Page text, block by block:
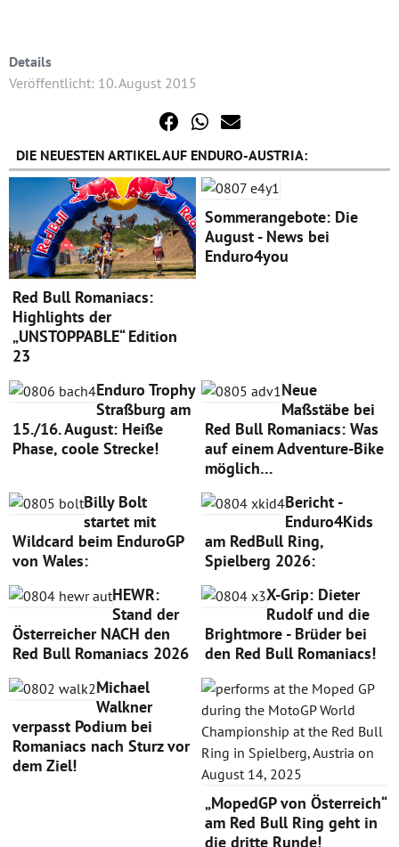
Details
Veröffentlicht: 10. August 2015
DIE NEUESTEN ARTIKEL AUF ENDURO-AUSTRIA:
Red Bull Romaniacs:
Highlights der
„UNSTOPPABLE“ Edition
23
Sommerangebote: Die
August - News bei
Enduro4you
Enduro Trophy
Straßburg am
15./16. August: Heiße
Phase, coole Strecke!
Neue
Maßstäbe bei
Red Bull Romaniacs: Was
auf einem Adventure-Bike
möglich…
Billy Bolt
startet mit
Wildcard beim EnduroGP
von Wales:
Bericht -
Enduro4Kids
am RedBull Ring,
Spielberg 2026:
HEWR:
Stand der
Österreicher NACH den
Red Bull Romaniacs 2026
X-Grip: Dieter
Rudolf und die
Brightmore - Brüder bei
den Red Bull Romaniacs!
Michael
Walkner
verpasst Podium bei
Romaniacs nach Sturz vor
dem Ziel!
„MopedGP von Österreich“
am Red Bull Ring geht in
die dritte Runde!